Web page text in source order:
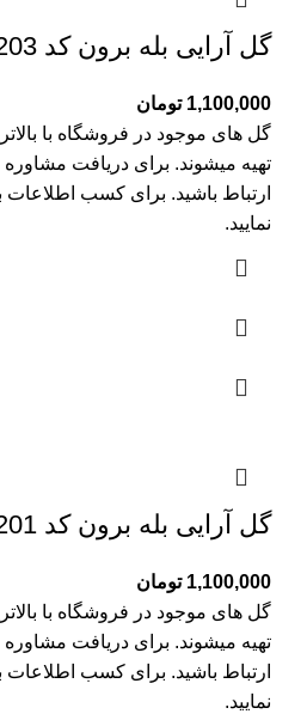
گل آرایی بله برون کد 203
1,100,000 تومان
گل های موجود در فروشگاه با
تهیه میشوند. برای دریافت
ارتباط باشید. برای کسب اطلاعات
نمایید.
گل آرایی بله برون کد 201
1,100,000 تومان
گل های موجود در فروشگاه با
تهیه میشوند. برای دریافت
ارتباط باشید. برای کسب اطلاعات
نمایید.